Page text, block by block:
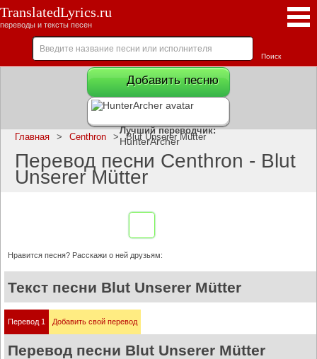
TranslatedLyrics.ru
переводы и тексты песен
Добавить песню
Лучший переводчик:
HunterArcher
Главная > Centhron > Blut Unserer Mütter
Перевод песни Centhron - Blut
Unserer Mütter
Нравится песня? Расскажи о ней друзьям:
Текст песни Blut Unserer Mütter
Перевод 1 Добавить свой перевод
Перевод песни Blut Unserer Mütter